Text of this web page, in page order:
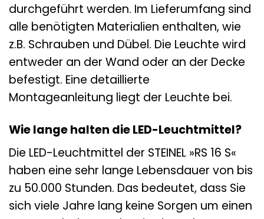
durchgeführt werden. Im Lieferumfang sind
alle benötigten Materialien enthalten, wie
z.B. Schrauben und Dübel. Die Leuchte wird
entweder an der Wand oder an der Decke
befestigt. Eine detaillierte
Montageanleitung liegt der Leuchte bei.
Wie lange halten die LED-Leuchtmittel?
Die LED-Leuchtmittel der STEINEL »RS 16 S«
haben eine sehr lange Lebensdauer von bis
zu 50.000 Stunden. Das bedeutet, dass Sie
sich viele Jahre lang keine Sorgen um einen